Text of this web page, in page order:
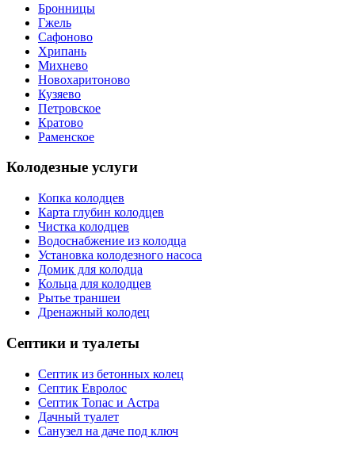
Бронницы
Гжель
Сафоново
Хрипань
Михнево
Новохаритоново
Кузяево
Петровское
Кратово
Раменское
Колодезные услуги
Копка колодцев
Карта глубин колодцев
Чистка колодцев
Водоснабжение из колодца
Установка колодезного насоса
Домик для колодца
Кольца для колодцев
Рытье траншеи
Дренажный колодец
Септики и туалеты
Септик из бетонных колец
Септик Евролос
Септик Топас и Астра
Дачный туалет
Санузел на даче под ключ